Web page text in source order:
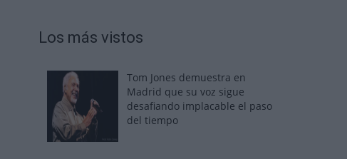
Los más vistos
Tom Jones demuestra en
Madrid que su voz sigue
desafiando implacable el paso
del tiempo